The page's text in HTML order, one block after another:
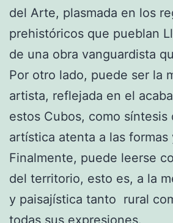
del Arte, plasmada en los
prehistóricos que pueblan
de una obra vanguardista
Por otro lado, puede ser la
artista, reflejada en el
estos Cubos, como síntesis
artística atenta a las formas
Finalmente, puede leerse
del territorio, esto es, a la
y paisajística tanto rural
todas sus expresiones.